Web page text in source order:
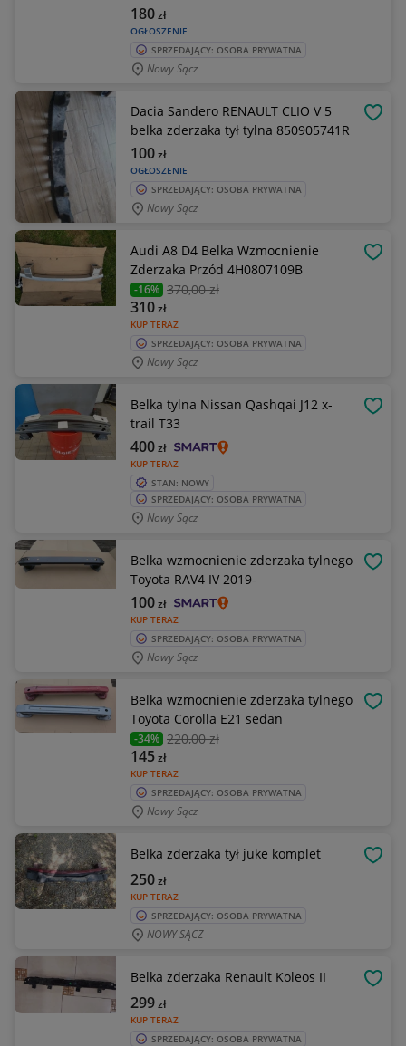
OGŁOSZENIE
180zł
SPRZEDAJĄCY: OSOBA PRYWATNA
Nowy Sącz
Dacia Sandero RENAULT CLIO V 5
belka zderzaka tył tylna 850905741R
OGŁOSZENIE
100zł
SPRZEDAJĄCY: OSOBA PRYWATNA
Nowy Sącz
Audi A8 D4 Belka Wzmocnienie
Zderzaka Przód 4H0807109B
-16% 370,00 zł
KUP TERAZ
310zł
SPRZEDAJĄCY: OSOBA PRYWATNA
Nowy Sącz
Belka tylna Nissan Qashqai J12 x-
trail T33
KUP TERAZ
400zł
STAN: NOWY
SPRZEDAJĄCY: OSOBA PRYWATNA
Nowy Sącz
Belka wzmocnienie zderzaka tylnego
Toyota RAV4 IV 2019-
KUP TERAZ
100zł
SPRZEDAJĄCY: OSOBA PRYWATNA
Nowy Sącz
Belka wzmocnienie zderzaka tylnego
Toyota Corolla E21 sedan
-34% 220,00 zł
KUP TERAZ
145zł
SPRZEDAJĄCY: OSOBA PRYWATNA
Nowy Sącz
Belka zderzaka tył juke komplet
KUP TERAZ
250zł
SPRZEDAJĄCY: OSOBA PRYWATNA
NOWY SĄCZ
Belka zderzaka Renault Koleos II
KUP TERAZ
299zł
SPRZEDAJĄCY: OSOBA PRYWATNA